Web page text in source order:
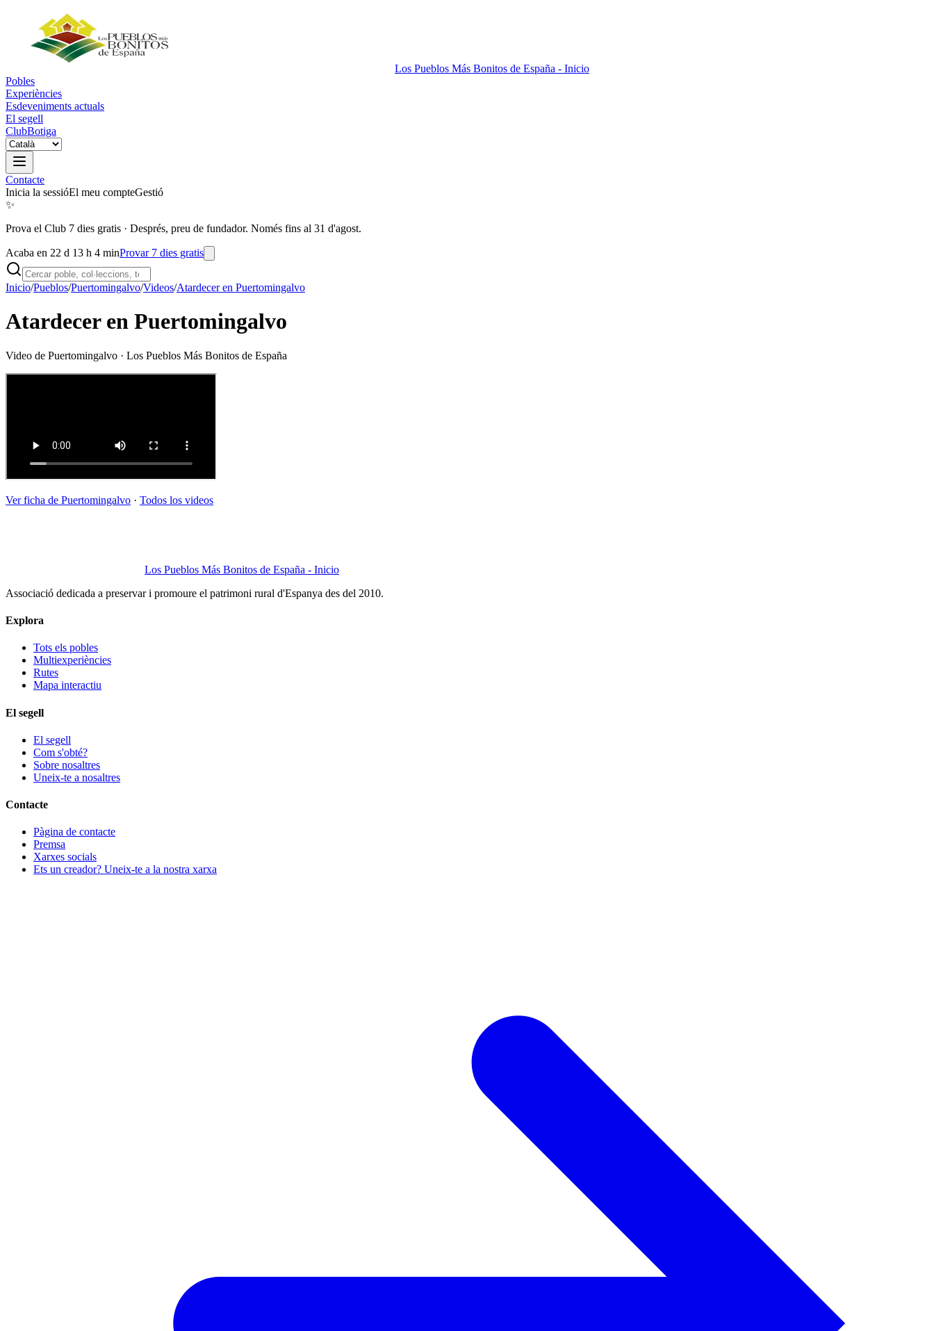
Los Pueblos Más Bonitos de España - Inicio
Pobles
Experiències
Esdeveniments actuals
El segell
ClubBotiga
Contacte
Inicia la sessióEl meu compteGestió
✨
Prova el Club 7 dies gratis · Després, preu de fundador. Només fins al 31 d'agost.
Acaba en 22 d 13 h 4 minProvar 7 dies gratis
Inicio/Pueblos/Puertomingalvo/Videos/Atardecer en Puertomingalvo
Atardecer en Puertomingalvo
Video de Puertomingalvo · Los Pueblos Más Bonitos de España
Ver ficha de Puertomingalvo · Todos los videos
Los Pueblos Más Bonitos de España - Inicio
Associació dedicada a preservar i promoure el patrimoni rural d'Espanya des del 2010.
Explora
Tots els pobles
Multiexperiències
Rutes
Mapa interactiu
El segell
El segell
Com s'obté?
Sobre nosaltres
Uneix-te a nosaltres
Contacte
Pàgina de contacte
Premsa
Xarxes socials
Ets un creador? Uneix-te a la nostra xarxa